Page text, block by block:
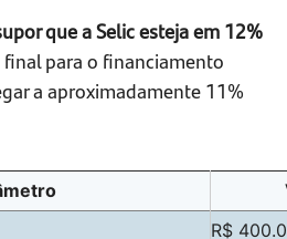
que a Selic esteja em 12%
final para o financiamento
a aproximadamente 11%
R$